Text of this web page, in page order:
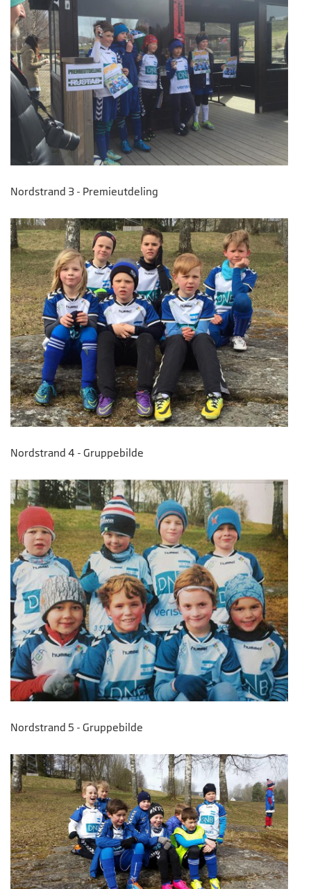
Nordstrand 3 - Premieutdeling
Nordstrand 4 - Gruppebilde
Nordstrand 5 - Gruppebilde